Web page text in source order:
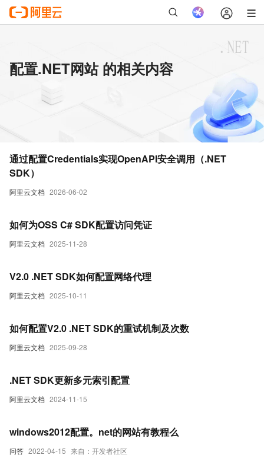
配置.NET网站 的相关内容
阿里云文档 2026-06-02
通过配置Credentials实现OpenAPI安全调用（.NET
SDK）
阿里云文档 2025-11-28
如何为OSS C# SDK配置访问凭证
阿里云文档 2025-10-11
V2.0 .NET SDK如何配置网络代理
阿里云文档 2025-09-28
如何配置V2.0 .NET SDK的重试机制及次数
阿里云文档 2024-11-15
.NET SDK更新多元索引配置
问答 2022-04-15 来自：开发者社区
windows2012配置。net的网站有教程么